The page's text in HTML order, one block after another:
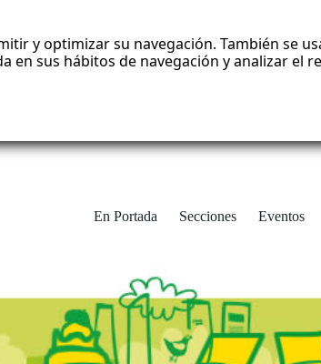
y optimizar su navegación. También se
en sus hábitos de navegación y analizar el
En Portada Secciones Eventos